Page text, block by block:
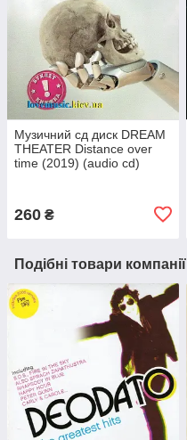
Музичний сд диск DREAM
THEATER Distance over
time (2019) (audio cd)
260 ₴
Подібні товари компанії